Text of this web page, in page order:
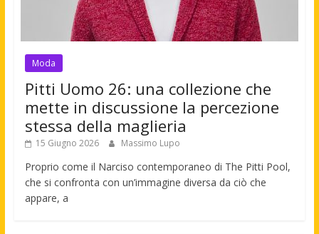
Moda
Pitti Uomo 26: una collezione che
mette in discussione la percezione
stessa della maglieria
15 Giugno 2026 Massimo Lupo
Proprio come il Narciso contemporaneo di The Pitti Pool,
che si confronta con un’immagine diversa da ciò che
appare, a